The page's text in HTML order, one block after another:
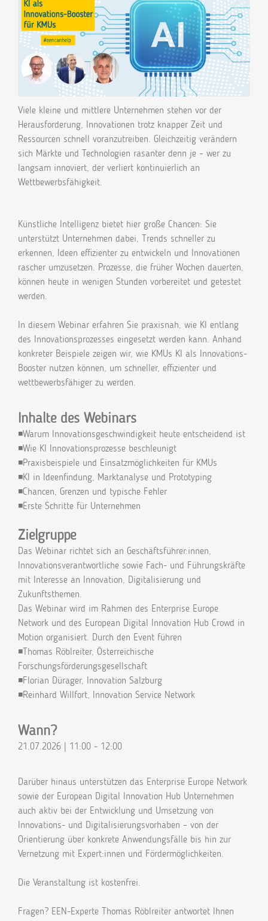
Viele kleine und mittlere Unternehmen stehen vor der
Herausforderung, Innovationen trotz knapper Zeit und
Ressourcen schnell voranzutreiben. Gleichzeitig verändern
sich Märkte und Technologien rasanter denn je – wer zu
langsam innoviert, der verliert kontinuierlich an
Wettbewerbsfähigkeit.
Künstliche Intelligenz bietet hier große Chancen: Sie
unterstützt Unternehmen dabei, Trends schneller zu
erkennen, Ideen effizienter zu entwickeln und Innovationen
rascher umzusetzen. Prozesse, die früher Wochen dauerten,
können heute in wenigen Stunden vorbereitet und getestet
werden.
In diesem Webinar erfahren Sie praxisnah, wie KI entlang
des Innovationsprozesses eingesetzt werden kann. Anhand
konkreter Beispiele zeigen wir, wie KMUs KI als Innovations-
Booster nutzen können, um schneller, effizienter und
wettbewerbsfähiger zu werden.
Inhalte des Webinars
◾Warum Innovationsgeschwindigkeit heute entscheidend ist
◾Wie KI Innovationsprozesse beschleunigt
◾Praxisbeispiele und Einsatzmöglichkeiten für KMUs
◾KI in Ideenfindung, Marktanalyse und Prototyping
◾Chancen, Grenzen und typische Fehler
◾Erste Schritte für Unternehmen
Zielgruppe
Das Webinar richtet sich an Geschäftsführer:innen,
Innovationsverantwortliche sowie Fach- und Führungskräfte
mit Interesse an Innovation, Digitalisierung und
Zukunftsthemen.
Das Webinar wird im Rahmen des Enterprise Europe
Network und des European Digital Innovation Hub Crowd in
Motion organisiert. Durch den Event führen
◾Thomas Röblreiter, Österreichische
Forschungsförderungsgesellschaft
◾Florian Dürager, Innovation Salzburg
◾Reinhard Willfort, Innovation Service Network
Wann?
21.07.2026 | 11:00 - 12:00
Darüber hinaus unterstützen das Enterprise Europe Network
sowie der European Digital Innovation Hub Unternehmen
auch aktiv bei der Entwicklung und Umsetzung von
Innovations- und Digitalisierungsvorhaben – von der
Orientierung über konkrete Anwendungsfälle bis hin zur
Vernetzung mit Expert:innen und Fördermöglichkeiten.
Die Veranstaltung ist kostenfrei.
Fragen? EEN-Experte Thomas Röblreiter antwortet Ihnen